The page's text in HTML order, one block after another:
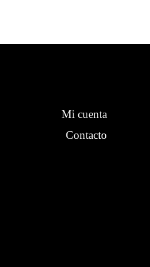
Mi cuenta
Contacto